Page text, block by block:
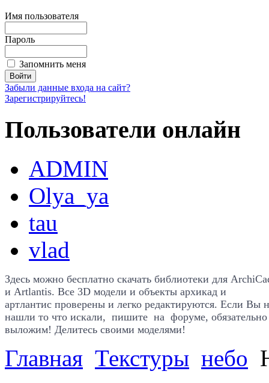
Имя пользователя
Пароль
Запомнить меня
Забыли данные входа на сайт?
Зарегистрируйтесь!
Пользователи онлайн
ADMIN
Olya_ya
tau
vlad
Здесь можно бесплатно скачать библиотеки для
и Artlantis. Все 3D модели и объекты архикад и
артлантис проверены и легко редактируются. Если Вы
нашли то что искали, пишите на форуме, обязательно
выложим! Делитесь своими моделями!
Главная Текстуры небо